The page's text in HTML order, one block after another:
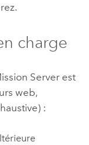
charge
Serverest
web,
: